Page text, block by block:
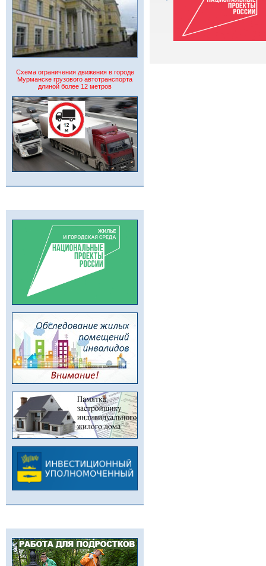
Схема ограничения движения в городе
Мурманске грузового автотранспорта
длиной более 12 метров